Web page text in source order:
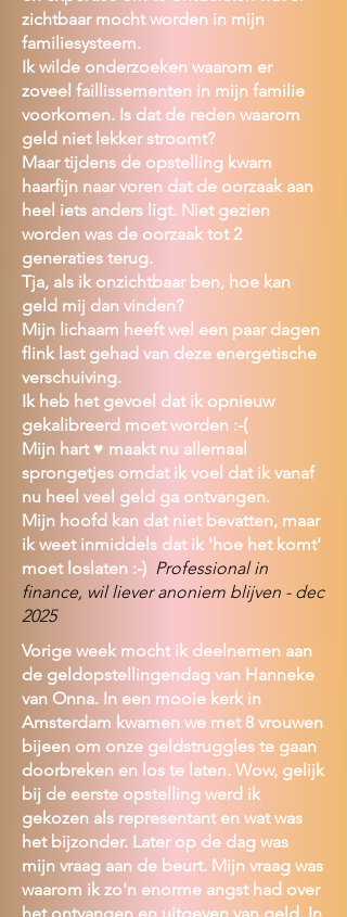
zichtbaar mocht worden in mijn
familiesysteem.
Ik wilde onderzoeken waarom er
zoveel faillissementen in mijn familie
voorkomen. Is dat de reden waarom
geld niet lekker stroomt?
Maar tijdens de opstelling kwam
haarfijn naar voren dat de oorzaak aan
heel iets anders ligt. Niet gezien
worden was de oorzaak tot 2
generaties terug.
Tja, als ik onzichtbaar ben, hoe kan
geld mij dan vinden?
Mijn lichaam heeft wel een paar dagen
flink last gehad van deze energetische
verschuiving.
Ik heb het gevoel dat ik opnieuw
gekalibreerd moet worden :-(
Mijn hart ♥️ maakt nu allemaal
sprongetjes omdat ik voel dat ik vanaf
nu heel veel geld ga ontvangen.
Mijn hoofd kan dat niet bevatten, maar
ik weet inmiddels dat ik 'hoe het komt'
moet loslaten :-) Professional in
finance, wil liever anoniem blijven - dec
2025
Vorige week mocht ik deelnemen aan
de geldopstellingendag van Hanneke
van Onna. In een mooie kerk in
Amsterdam kwamen we met 8 vrouwen
bijeen om onze geldstruggles te gaan
doorbreken en los te laten. Wow, gelijk
bij de eerste opstelling werd ik
gekozen als representant en wat was
het bijzonder. Later op de dag was
mijn vraag aan de beurt. Mijn vraag was
waarom ik zo'n enorme angst had over